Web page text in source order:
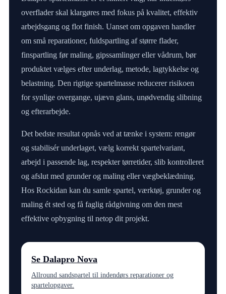
overflader skal klargøres med fokus på kvalitet, effektiv
arbejdsgang og flot finish. Uanset om opgaven handler
om små reparationer, fuldspartling af større flader,
finspartling før maling, gipssamlinger eller vådrum, bør
produktet vælges efter underlag, metode, lagtykkelse og
belastning. Den rigtige spartelmasse reducerer risikoen
for synlige overgange, ujævn glans, unødvendig slibning
og efterarbejde.
Det bedste resultat opnås ved at tænke i system: rengør
og stabilisér underlaget, vælg korrekt spartelvariant,
arbejd i passende lag, respekter tørretider, slib kontrolleret
og afslut med grunder og maling eller vægbeklædning.
Hos Rockidan kan du samle spartel, værktøj, grunder og
maling ét sted og få faglig rådgivning om den mest
effektive opbygning til netop dit projekt.
Se Dalapro Nova
Allround sandspartel til indendørs reparationer og
spartelopgaver.